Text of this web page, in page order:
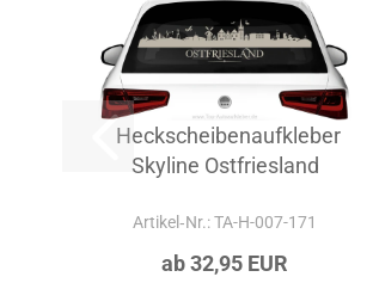
Heckscheibenaufkleber
Skyline Ostfriesland
Artikel‑Nr.: TA-H-007-171
ab 32,95 EUR